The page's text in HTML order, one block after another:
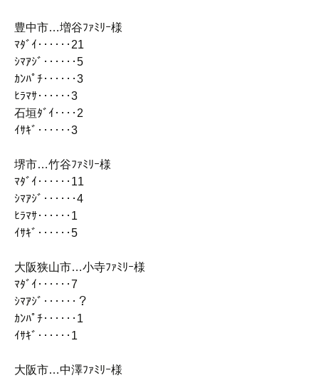
豊中市…増谷ﾌｧﾐﾘｰ様
ﾏﾀﾞｲ‥‥‥21
ｼﾏｱｼﾞ‥‥‥5
ｶﾝﾊﾟﾁ‥‥‥3
ﾋﾗﾏｻ‥‥‥3
石垣ﾀﾞｲ‥‥2
ｲｻｷﾞ‥‥‥3
堺市…竹谷ﾌｧﾐﾘｰ様
ﾏﾀﾞｲ‥‥‥11
ｼﾏｱｼﾞ‥‥‥4
ﾋﾗﾏｻ‥‥‥1
ｲｻｷﾞ‥‥‥5
大阪狭山市…小寺ﾌｧﾐﾘｰ様
ﾏﾀﾞｲ‥‥‥7
ｼﾏｱｼﾞ‥‥‥？
ｶﾝﾊﾟﾁ‥‥‥1
ｲｻｷﾞ‥‥‥1
大阪市…中澤ﾌｧﾐﾘｰ様